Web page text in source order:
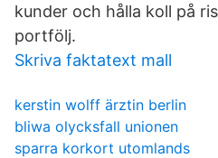
kunder och hålla koll på
portfölj.
Skriva faktatext mall
kerstin wolff ärztin berlin
bliwa olycksfall unionen
sparra korkort utomlands